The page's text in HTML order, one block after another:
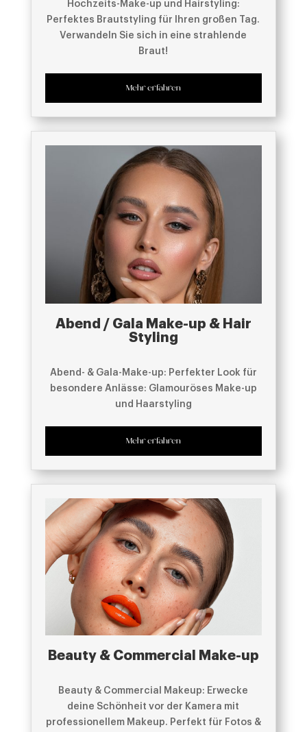
Hochzeits-Make-up und Hairstyling:
Perfektes Brautstyling für Ihren großen Tag.
Verwandeln Sie sich in eine strahlende
Braut!
Mehr erfahren
Abend / Gala Make-up & Hair
Styling
Abend- & Gala-Make-up: Perfekter Look für
besondere Anlässe: Glamouröses Make-up
und Haarstyling
Mehr erfahren
Beauty & Commercial Make-up
Beauty & Commercial Makeup: Erwecke
deine Schönheit vor der Kamera mit
professionellem Makeup. Perfekt für Fotos &